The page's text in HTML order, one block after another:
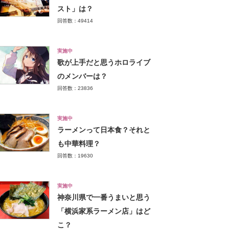
スト」は？
回答数：49414
実施中
歌が上手だと思うホロライブ
のメンバーは？
回答数：23836
実施中
ラーメンって日本食？それと
も中華料理？
回答数：19630
実施中
神奈川県で一番うまいと思う
「横浜家系ラーメン店」はど
こ？